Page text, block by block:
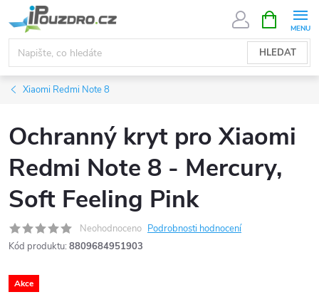
na
obsah
HLEDAT
NÁKUPNÍ
KOŠÍK
Xiaomi Redmi Note 8
Ochranný kryt pro Xiaomi
Redmi Note 8 - Mercury,
Soft Feeling Pink
Neohodnoceno Podrobnosti hodnocení
Kód produktu: 8809684951903
Akce